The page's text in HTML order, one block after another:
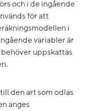
och i de ingående
för att
i
variabler är
uppskattas
den art som odlas
anges